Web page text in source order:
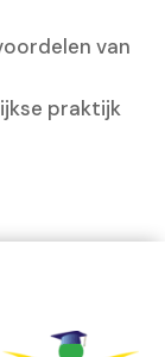
van
praktijk